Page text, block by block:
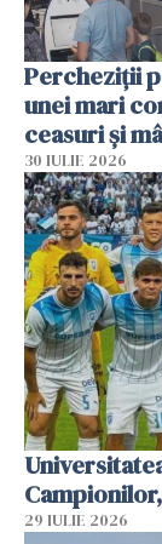
Percheziții
unei mari
ceasuri și
30 IULIE 2026
29 IULIE 2026